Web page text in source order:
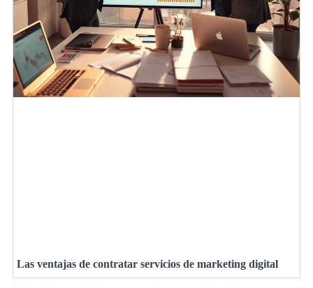
Las ventajas de contratar servicios de marketing digital